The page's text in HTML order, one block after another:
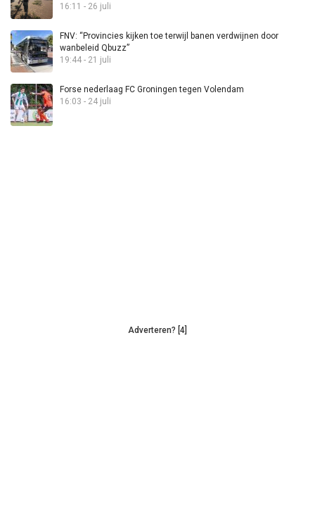
16:11 - 26 juli
FNV: “Provincies kijken toe terwijl banen verdwijnen door
wanbeleid Qbuzz”
19:44 - 21 juli
Forse nederlaag FC Groningen tegen Volendam
16:03 - 24 juli
Adverteren? [4]